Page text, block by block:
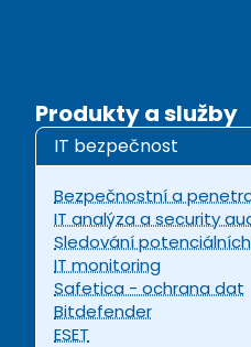
Produkty a služby
IT bezpečnost
Bezpečnostní a
IT analýza a security
Sledování
IT monitoring
Safetica - ochrana dat
Bitdefender
ESET